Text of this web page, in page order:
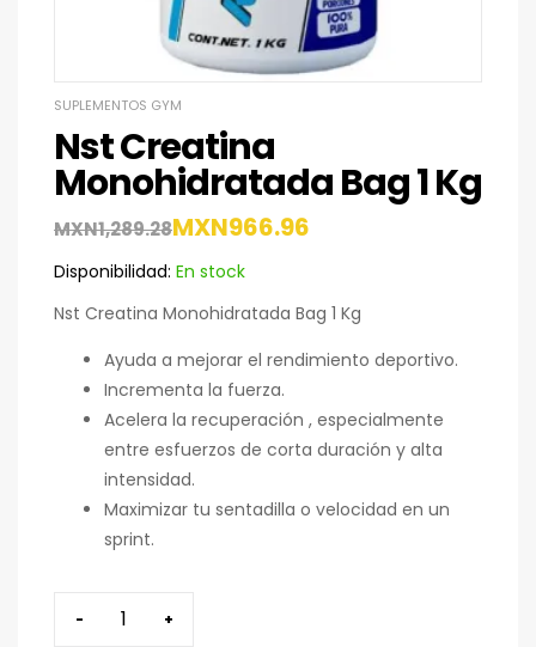
SUPLEMENTOS GYM
Nst Creatina
Monohidratada Bag 1 Kg
MXN1,289.28MXN966.96
Disponibilidad: En stock
Nst Creatina Monohidratada Bag 1 Kg
Ayuda a mejorar el rendimiento deportivo.
Incrementa la fuerza.
Acelera la recuperación , especialmente
entre esfuerzos de corta duración y alta
intensidad.
Maximizar tu sentadilla o velocidad en un
sprint.
- +